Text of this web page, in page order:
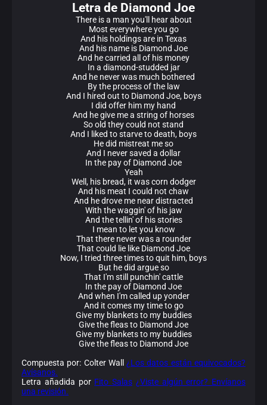
Letra de Diamond Joe
There is a man you'll hear about
Most everywhere you go
And his holdings are in Texas
And his name is Diamond Joe
And he carried all of his money
In a diamond-studded jar
And he never was much bothered
By the process of the law
And I hired out to Diamond Joe, boys
I did offer him my hand
And he give me a string of horses
So old they could not stand
And I liked to starve to death, boys
He did mistreat me so
And I never saved a dollar
In the pay of Diamond Joe
Yeah
Well, his bread, it was corn dodger
And his meat I could not chaw
And he drove me near distracted
With the waggin' of his jaw
And the tellin' of his stories
I mean to let you know
That there never was a rounder
That could lie like Diamond Joe
Now, I tried three times to quit him, boys
But he did argue so
That I'm still punchin' cattle
In the pay of Diamond Joe
And when I'm called up yonder
And it comes my time to go
Give my blankets to my buddies
Give the fleas to Diamond Joe
Give my blankets to my buddies
Give the fleas to Diamond Joe
Compuesta por: Colter Wall¿Los datos están equivocados?
Avísanos.
Letra añadida por Fito Salas ¿Viste algún error? Envíanos
una revisión.